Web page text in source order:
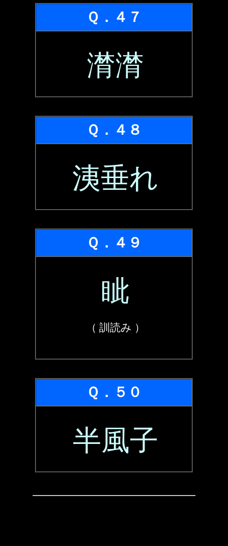
Ｑ．４７
潸潸
Ｑ．４８
洟垂れ
Ｑ．４９
眦
（ 訓読み ）
Ｑ．５０
半風子